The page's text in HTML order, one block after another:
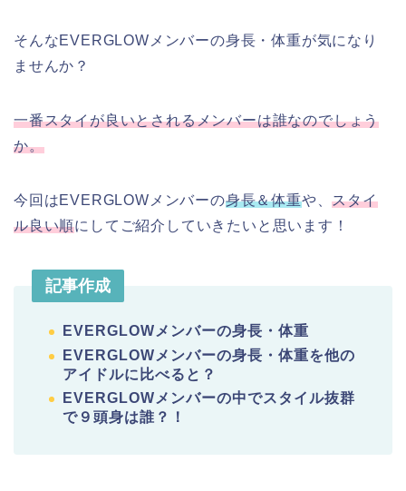
そんなEVERGLOWメンバーの身長・体重が気になり
ませんか？
一番スタイが良いとされるメンバーは誰なのでしょう
か。
今回はEVERGLOWメンバーの身長＆体重や、スタイ
ル良い順にしてご紹介していきたいと思います！
記事作成
EVERGLOWメンバーの身長・体重
EVERGLOWメンバーの身長・体重を他の
アイドルに比べると？
EVERGLOWメンバーの中でスタイル抜群
で９頭身は誰？！